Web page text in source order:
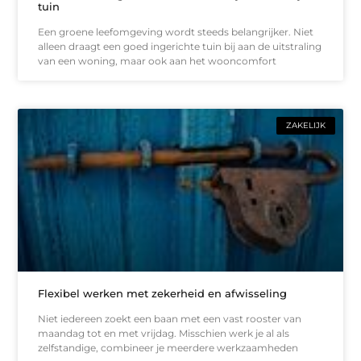
tuin
Een groene leefomgeving wordt steeds belangrijker. Niet
alleen draagt een goed ingerichte tuin bij aan de uitstraling
van een woning, maar ook aan het wooncomfort
ZAKELIJK
Flexibel werken met zekerheid en afwisseling
Niet iedereen zoekt een baan met een vast rooster van
maandag tot en met vrijdag. Misschien werk je al als
zelfstandige, combineer je meerdere werkzaamheden